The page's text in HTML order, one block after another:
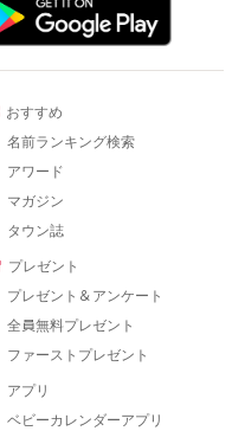
おすすめ
名前ランキング検索
アワード
マガジン
タウン誌
プレゼント
プレゼント＆アンケート
全員無料プレゼント
ファーストプレゼント
アプリ
ベビーカレンダーアプリ